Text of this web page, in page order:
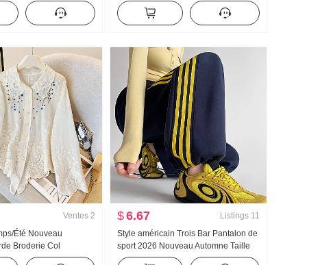
2024 Nouveau
Ajusté
femmes Été Port extérieur À l'intérieur
Match T-shirt de base Style pin-up
Tricoté Bandeau bustier Top
Ventes 2
Été Nouveau
Broderie Col
pour femmes Style
$6.67 Listings 11
Style américain Trois Bar Pantalon de
sport 2026 Nouveau Automne Taille
haute Kuo Jambe Bas resserré